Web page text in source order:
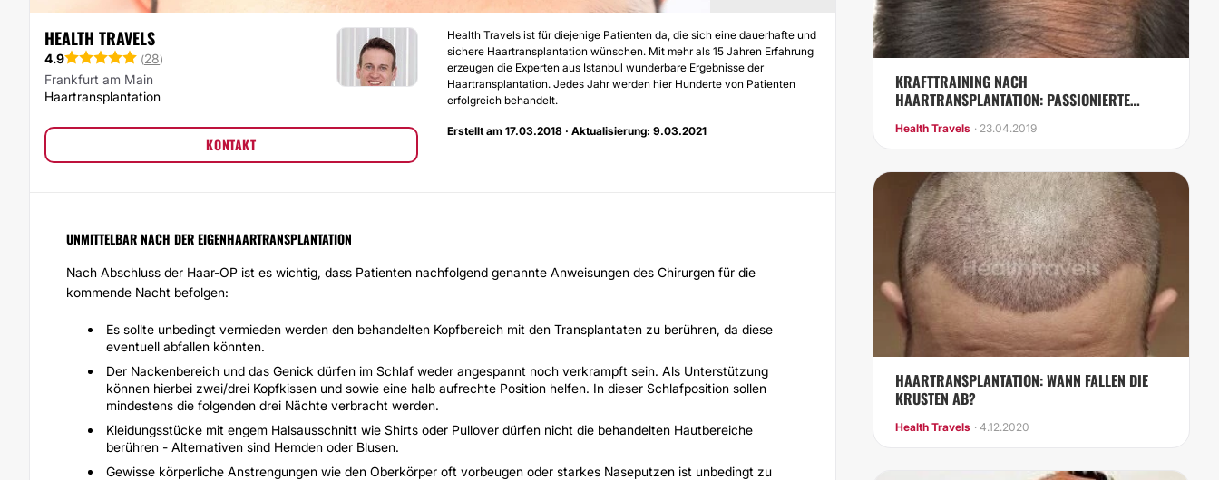
HEALTH TRAVELS
4.9 (28)
Frankfurt am Main
Haartransplantation
KONTAKT
Health Travels ist für diejenige Patienten da, die sich eine dauerhafte und
sichere Haartransplantation wünschen. Mit mehr als 15 Jahren Erfahrung
erzeugen die Experten aus Istanbul wunderbare Ergebnisse der
Haartransplantation. Jedes Jahr werden hier Hunderte von Patienten
erfolgreich behandelt.
Erstellt am 17.03.2018 · Aktualisierung: 9.03.2021
UNMITTELBAR NACH DER EIGENHAARTRANSPLANTATION
Nach Abschluss der Haar-OP ist es wichtig, dass Patienten nachfolgend genannte Anweisungen des Chirurgen für die
kommende Nacht befolgen:
Es sollte unbedingt vermieden werden den behandelten Kopfbereich mit den Transplantaten zu berühren, da diese
eventuell abfallen könnten.
Der Nackenbereich und das Genick dürfen im Schlaf weder angespannt noch verkrampft sein. Als Unterstützung
können hierbei zwei/drei Kopfkissen und sowie eine halb aufrechte Position helfen. In dieser Schlafposition sollen
mindestens die folgenden drei Nächte verbracht werden.
Kleidungsstücke mit engem Halsausschnitt wie Shirts oder Pullover dürfen nicht die behandelten Hautbereiche
berühren - Alternativen sind Hemden oder Blusen.
Gewisse körperliche Anstrengungen wie den Oberkörper oft vorbeugen oder starkes Naseputzen ist unbedingt zu
KRAFTTRAINING NACH
HAARTRANSPLANTATION: PASSIONIERTE
Health Travels · 23.04.2019
HAARTRANSPLANTATION: WANN FALLEN DIE
KRUSTEN AB?
Health Travels · 4.12.2020